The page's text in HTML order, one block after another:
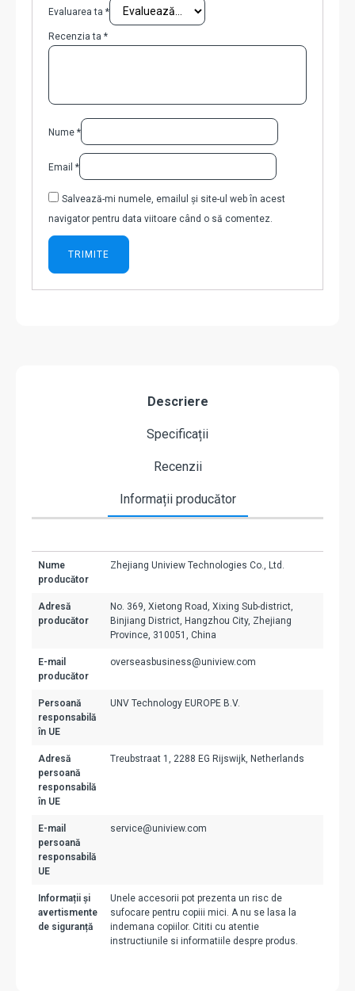
Evaluarea ta *
Recenzia ta *
Nume *
Email *
Salvează-mi numele, emailul și site-ul web în acest
navigator pentru data viitoare când o să comentez.
Descriere
Specificații
Recenzii
Informații producător
Nume
producător
Zhejiang Uniview Technologies Co., Ltd.
Adresă
producător
No. 369, Xietong Road, Xixing Sub-district,
Binjiang District, Hangzhou City, Zhejiang
Province, 310051, China
E-mail
producător
overseasbusiness@uniview.com
Persoană
responsabilă
în UE
UNV Technology EUROPE B.V.
Adresă
persoană
responsabilă
în UE
Treubstraat 1, 2288 EG Rijswijk, Netherlands
E-mail
persoană
responsabilă
UE
service@uniview.com
Informații și
avertismente
de siguranță
Unele accesorii pot prezenta un risc de
sufocare pentru copiii mici. A nu se lasa la
indemana copiilor. Cititi cu atentie
instructiunile si informatiile despre produs.